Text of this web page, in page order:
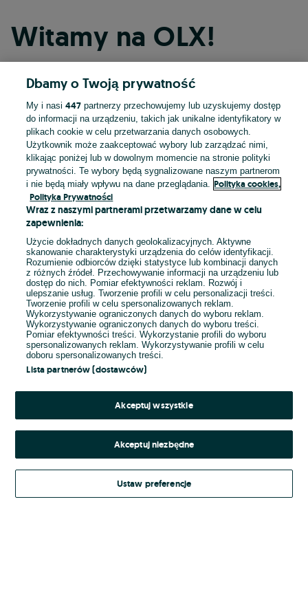
Witamy na OLX!
Kontynuuj przez Facebooka
Kontynuuj przez konto Apple
Kontynuuj przez konto Google
LUB
E-mail
Hasło
Kontynuując za pośrednictwem jednego z dostawców wskazanych powyżej,
Regulamin serwisu OLX.pl w jego aktualnym brzmieniu.
Dbamy o Twoją prywatność
My i nasi447 partnerzy przechowujemy lub uzyskujemy dostęp
do informacji na urządzeniu, takich jak unikalne identyfikatory w
plikach cookie w celu przetwarzania danych osobowych.
Użytkownik może zaakceptować wybory lub zarządzać nimi,
klikając poniżej lub w dowolnym momencie na stronie polityki
prywatności. Te wybory będą sygnalizowane naszym partnerom
i nie będą miały wpływu na dane przeglądania.
Polityka cookies,
Polityka Prywatności
Wraz z naszymi partnerami przetwarzamy dane w celu
zapewnienia:
Użycie dokładnych danych geolokalizacyjnych. Aktywne
skanowanie charakterystyki urządzenia do celów identyfikacji.
Rozumienie odbiorców dzięki statystyce lub kombinacji danych
z różnych źródeł. Przechowywanie informacji na urządzeniu lub
dostęp do nich. Pomiar efektywności reklam. Rozwój i
ulepszanie usług. Tworzenie profili w celu personalizacji treści.
Tworzenie profili w celu spersonalizowanych reklam.
Wykorzystywanie ograniczonych danych do wyboru reklam.
Wykorzystywanie ograniczonych danych do wyboru treści.
Pomiar efektywności treści. Wykorzystanie profili do wyboru
spersonalizowanych reklam. Wykorzystywanie profili w celu
doboru spersonalizowanych treści.
Lista partnerów (dostawców)
Akceptuj wszystkie
Akceptuj niezbędne
Ustaw preferencje